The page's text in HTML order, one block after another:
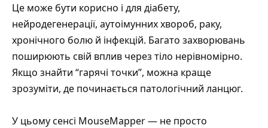
Це може бути корисно і для діабету,
нейродегенерації, аутоімунних хвороб, раку,
хронічного болю й інфекцій. Багато захворювань
поширюють свій вплив через тіло нерівномірно.
Якщо знайти “гарячі точки”, можна краще
зрозуміти, де починається патологічний ланцюг.
У цьому сенсі MouseMapper — не просто